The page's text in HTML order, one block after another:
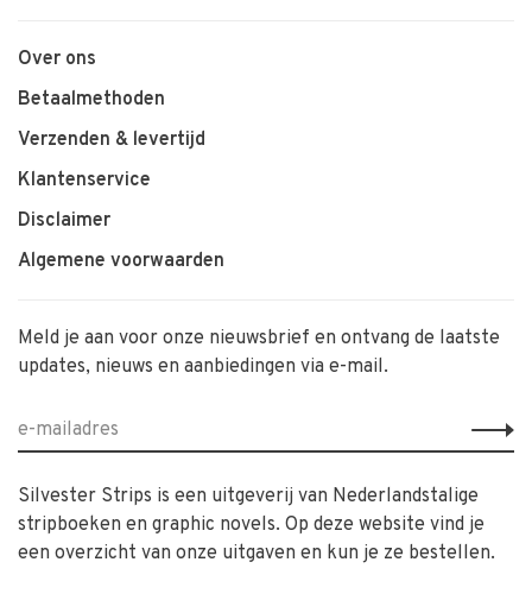
Over ons
Betaalmethoden
Verzenden & levertijd
Klantenservice
Disclaimer
Algemene voorwaarden
Meld je aan voor onze nieuwsbrief en ontvang de laatste
updates, nieuws en aanbiedingen via e-mail.
Silvester Strips is een uitgeverij van Nederlandstalige
stripboeken en graphic novels. Op deze website vind je
een overzicht van onze uitgaven en kun je ze bestellen.